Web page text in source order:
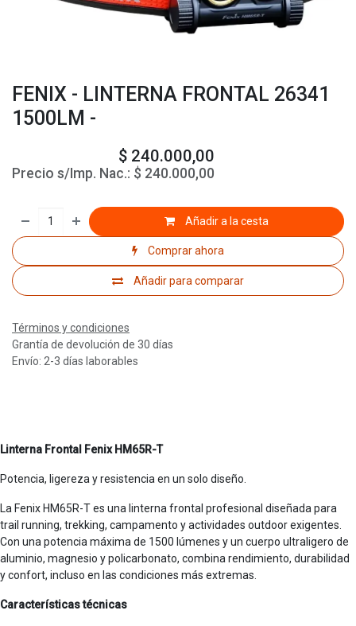
FENIX - LINTERNA FRONTAL 26341
1500LM -
$ 240.000,00
Precio s/Imp. Nac.: $ 240.000,00
Añadir a la cesta
Comprar ahora
Añadir para comparar
Términos y condiciones
Grantía de devolución de 30 días
Envío: 2-3 días laborables
Linterna Frontal Fenix HM65R-T
Potencia, ligereza y resistencia en un solo diseño.
La Fenix HM65R-T es una linterna frontal profesional diseñada para
trail running, trekking, campamento y actividades outdoor exigentes.
Con una potencia máxima de 1500 lúmenes y un cuerpo ultraligero de
aluminio, magnesio y policarbonato, combina rendimiento, durabilidad
y confort, incluso en las condiciones más extremas.
Características técnicas